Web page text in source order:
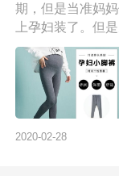
期，但是当准妈
上孕妇装了。但
是有很多需要注意
2020-02-28